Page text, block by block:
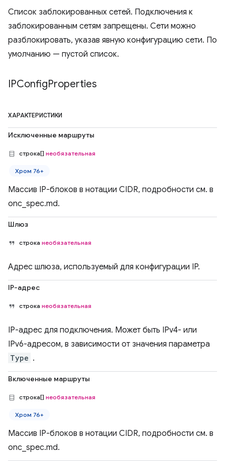
Список заблокированных сетей. Подключения к
заблокированным сетям запрещены. Сети можно
разблокировать, указав явную конфигурацию сети. По
умолчанию — пустой список.
IPConfigProperties
ХАРАКТЕРИСТИКИ
Исключенные маршруты
строка[] необязательная
Хром 76+
Массив IP-блоков в нотации CIDR, подробности см. в
onc_spec.md.
Шлюз
строка необязательная
Адрес шлюза, используемый для конфигурации IP.
IP-адрес
строка необязательная
IP-адрес для подключения. Может быть IPv4- или
IPv6-адресом, в зависимости от значения параметра
Type .
Включенные маршруты
строка[] необязательная
Хром 76+
Массив IP-блоков в нотации CIDR, подробности см. в
onc_spec.md.